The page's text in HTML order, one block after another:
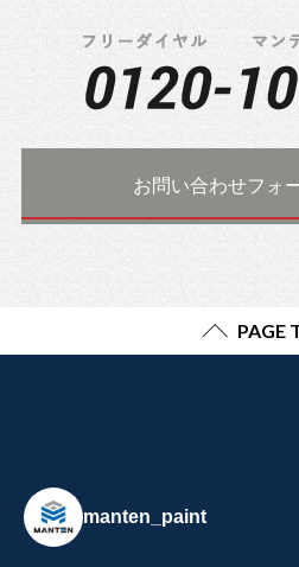
お問い合わせフォ
PAGE
manten_paint